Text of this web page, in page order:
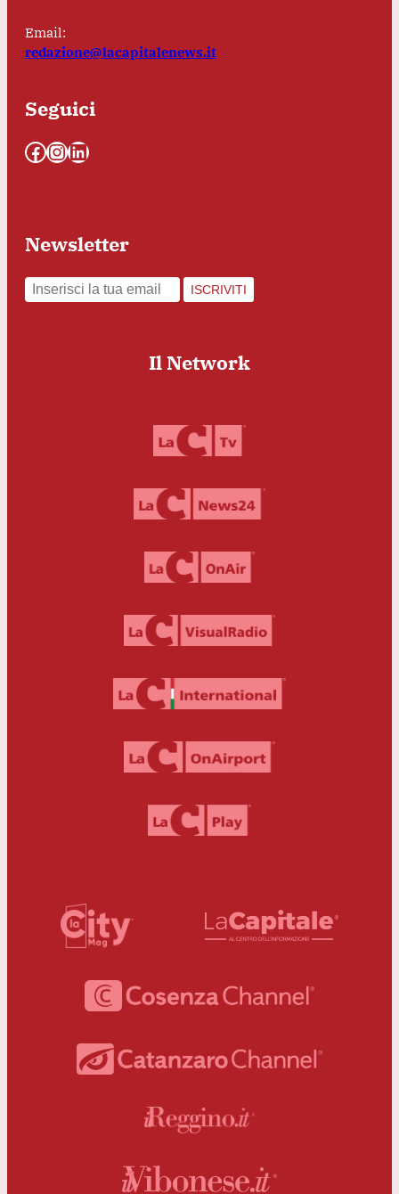
Email:
redazione@lacapitalenews.it
Seguici
Facebook InstagramLinkedIn
Newsletter
ISCRIVITI
Il Network